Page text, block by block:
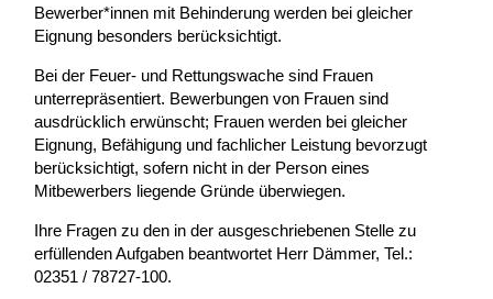
Bewerber*innen mit Behinderung werden bei gleicher
Eignung besonders berücksichtigt.
Bei der Feuer- und Rettungswache sind Frauen
unterrepräsentiert. Bewerbungen von Frauen sind
ausdrücklich erwünscht; Frauen werden bei gleicher
Eignung, Befähigung und fachlicher Leistung bevorzugt
berücksichtigt, sofern nicht in der Person eines
Mitbewerbers liegende Gründe überwiegen.
Ihre Fragen zu den in der ausgeschriebenen Stelle zu
erfüllenden Aufgaben beantwortet Herr Dämmer, Tel.:
02351 / 78727-100.